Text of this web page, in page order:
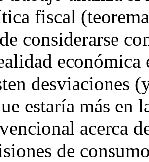
fiscal
considerarse
desviaciones
estaría más en
acerca
de